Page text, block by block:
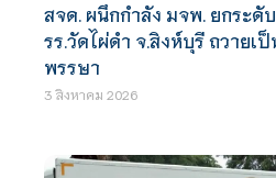
สจด. ผนึกกำลัง มจพ. ยกระดั
รร.วัดไผ่ดำ จ.สิงห์บุรี ถวายเ
พรรษา
3 สิงหาคม 2026